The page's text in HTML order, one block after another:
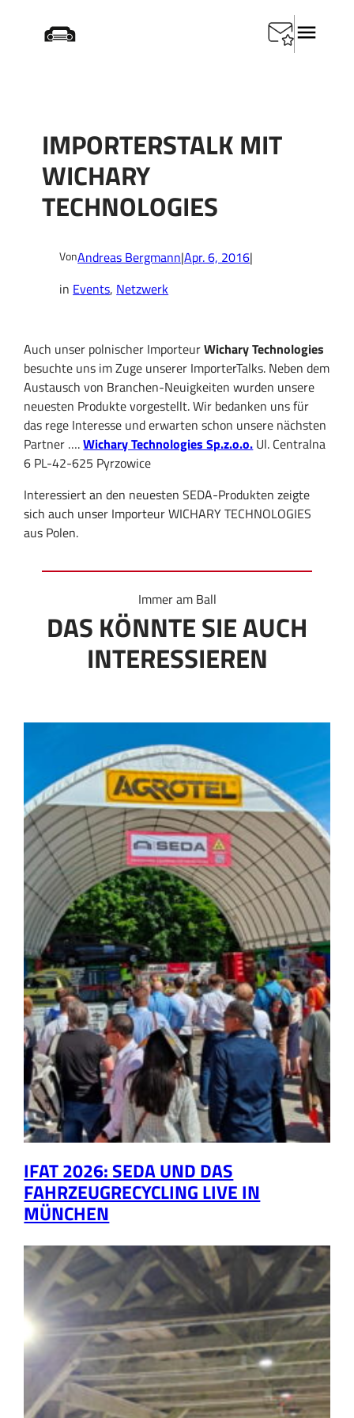
Startseite
ImportersTalk mit Wichary
Technologies
IMPORTERSTALK MIT
WICHARY
TECHNOLOGIES
VonAndreas Bergmann|Apr. 6, 2016|
in Events, Netzwerk
Auch unser polnischer ImporteurWichary Technologies
besuchte uns im Zuge unserer ImporterTalks. Neben dem
Austausch von Branchen-Neuigkeiten wurden unsere
neuesten Produkte vorgestellt. Wir bedanken uns für
das rege Interesse und erwarten schon unsere nächsten
Partner ….Wichary Technologies Sp.z.o.o. Ul. Centralna
6 PL-42-625 Pyrzowice
Interessiert an den neuesten SEDA-Produkten zeigte
sich auch unser Importeur WICHARY TECHNOLOGIES
aus Polen.
Immer am Ball
DAS KÖNNTE SIE AUCH
INTERESSIEREN
IFAT 2026: SEDA UND DAS
FAHRZEUGRECYCLING LIVE IN
MÜNCHEN